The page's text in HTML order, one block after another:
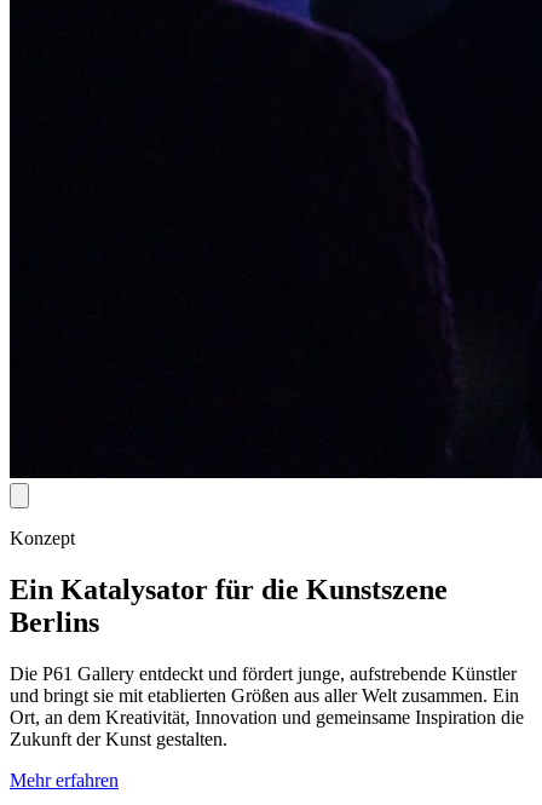
Konzept
Ein Katalysator für die Kunstszene
Berlins
Die P61 Gallery entdeckt und fördert junge, aufstrebende Künstler
und bringt sie mit etablierten Größen aus aller Welt zusammen. Ein
Ort, an dem Kreativität, Innovation und gemeinsame Inspiration die
Zukunft der Kunst gestalten.
Mehr erfahren